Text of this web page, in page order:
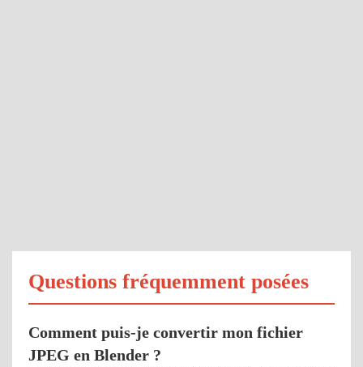
Questions fréquemment posées
Comment puis-je convertir mon fichier
JPEG en Blender ?